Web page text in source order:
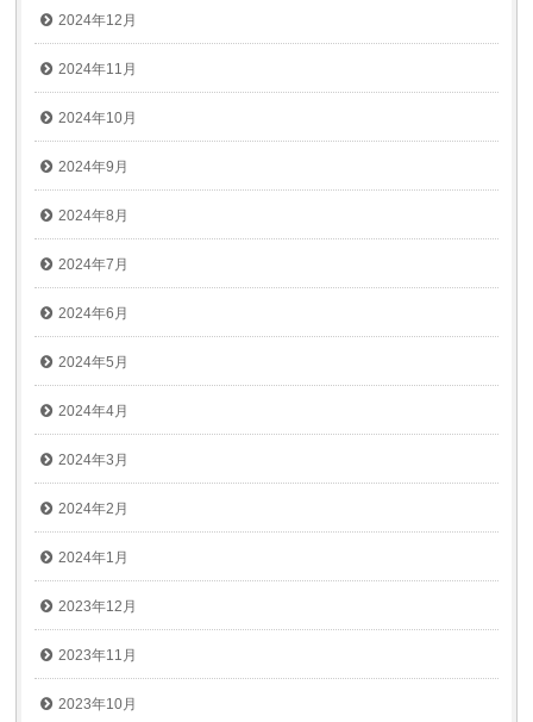
2024年12月
2024年11月
2024年10月
2024年9月
2024年8月
2024年7月
2024年6月
2024年5月
2024年4月
2024年3月
2024年2月
2024年1月
2023年12月
2023年11月
2023年10月